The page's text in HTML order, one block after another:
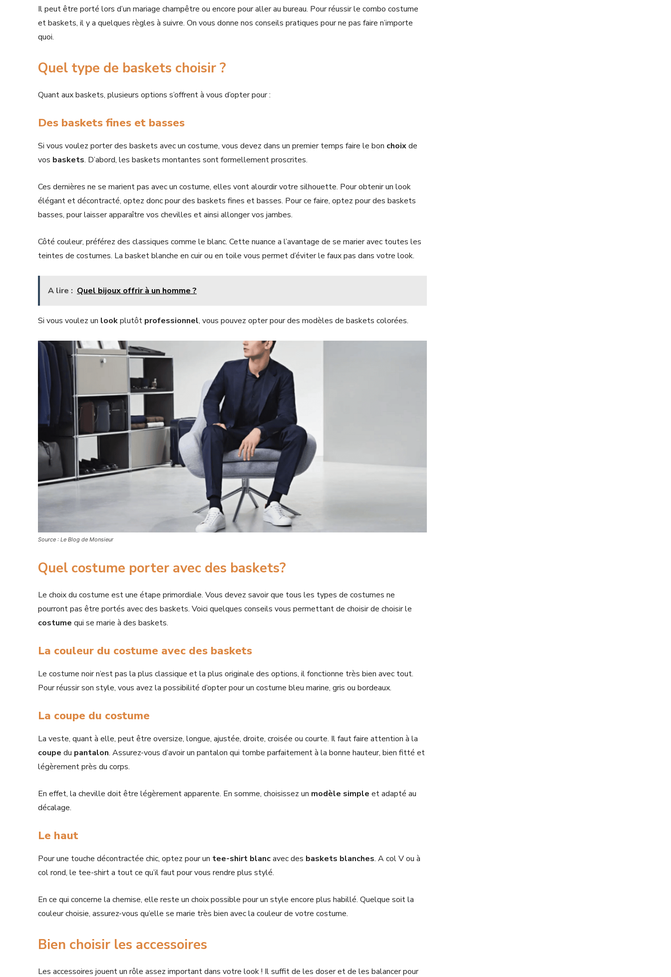
Il peut être porté lors d’un mariage champêtre ou encore pour aller au bureau. Pour réussir le combo costume
et baskets, il y a quelques règles à suivre. On vous donne nos conseils pratiques pour ne pas faire n’importe
quoi.
Quel type de baskets choisir ?
Quant aux baskets, plusieurs options s’offrent à vous d’opter pour :
Des baskets fines et basses
Si vous voulez porter des baskets avec un costume, vous devez dans un premier temps faire le bon choixde
vos baskets. D’abord, les baskets montantes sont formellement proscrites.
Ces dernières ne se marient pas avec un costume, elles vont alourdir votre silhouette. Pour obtenir un look
élégant et décontracté, optez donc pour des baskets fines et basses. Pour ce faire, optez pour des baskets
basses, pour laisser apparaître vos chevilles et ainsi allonger vos jambes.
Côté couleur, préférez des classiques comme le blanc. Cette nuance a l’avantage de se marier avec toutes les
teintes de costumes. La basket blanche en cuir ou en toile vous permet d’éviter le faux pas dans votre look.
A lire : Quel bijoux offrir à un homme ?
Si vous voulez un lookplutôt professionnel, vous pouvez opter pour des modèles de baskets colorées.
Source : Le Blog de Monsieur
Quel costume porter avec des baskets?
Le choix du costume est une étape primordiale. Vous devez savoir que tous les types de costumes ne
pourront pas être portés avec des baskets. Voici quelques conseils vous permettant de choisir de choisir le
costume qui se marie à des baskets.
La couleur du costume avec des baskets
Le costume noir n’est pas la plus classique et la plus originale des options, il fonctionne très bien avec tout.
Pour réussir son style, vous avez la possibilité d’opter pour un costume bleu marine, gris ou bordeaux.
La coupe du costume
La veste, quant à elle, peut être oversize, longue, ajustée, droite, croisée ou courte. Il faut faire attention à la
coupe du pantalon. Assurez-vous d’avoir un pantalon qui tombe parfaitement à la bonne hauteur, bien fitté et
légèrement près du corps.
En effet, la cheville doit être légèrement apparente. En somme, choisissez un modèle simple et adapté au
décalage.
Le haut
Pour une touche décontractée chic, optez pour un tee-shirt blancavec des baskets blanches. A col V ou à
col rond, le tee-shirt a tout ce qu’il faut pour vous rendre plus stylé.
En ce qui concerne la chemise, elle reste un choix possible pour un style encore plus habillé. Quelque soit la
couleur choisie, assurez-vous qu’elle se marie très bien avec la couleur de votre costume.
Bien choisir les accessoires
Les accessoires jouent un rôle assez important dans votre look ! Il suffit de les doser et de les balancer pour